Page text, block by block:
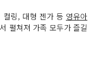
컬링, 대형 젠가 등 영유아
펼쳐져 가족 모두가 즐길